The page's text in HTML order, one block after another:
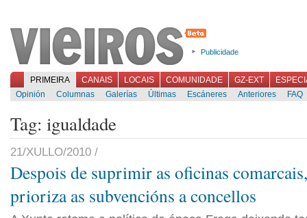
Publicidade
PRIMEIRA CANAIS LOCAIS COMUNIDADE GZ-EXT
Opinión
Columnas Galerías Últimas Escáneres Anteriores FAQ
Tag: igualdade
21/XULLO/2010 /
Despois de suprimir as oficinas
prioriza as subvencións a concellos